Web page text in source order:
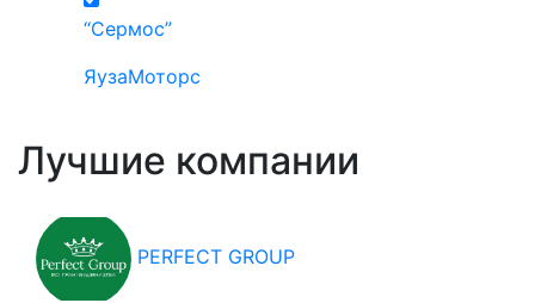
“Сермос”
ЯузаМоторс
Лучшие компании
PERFECT GROUP